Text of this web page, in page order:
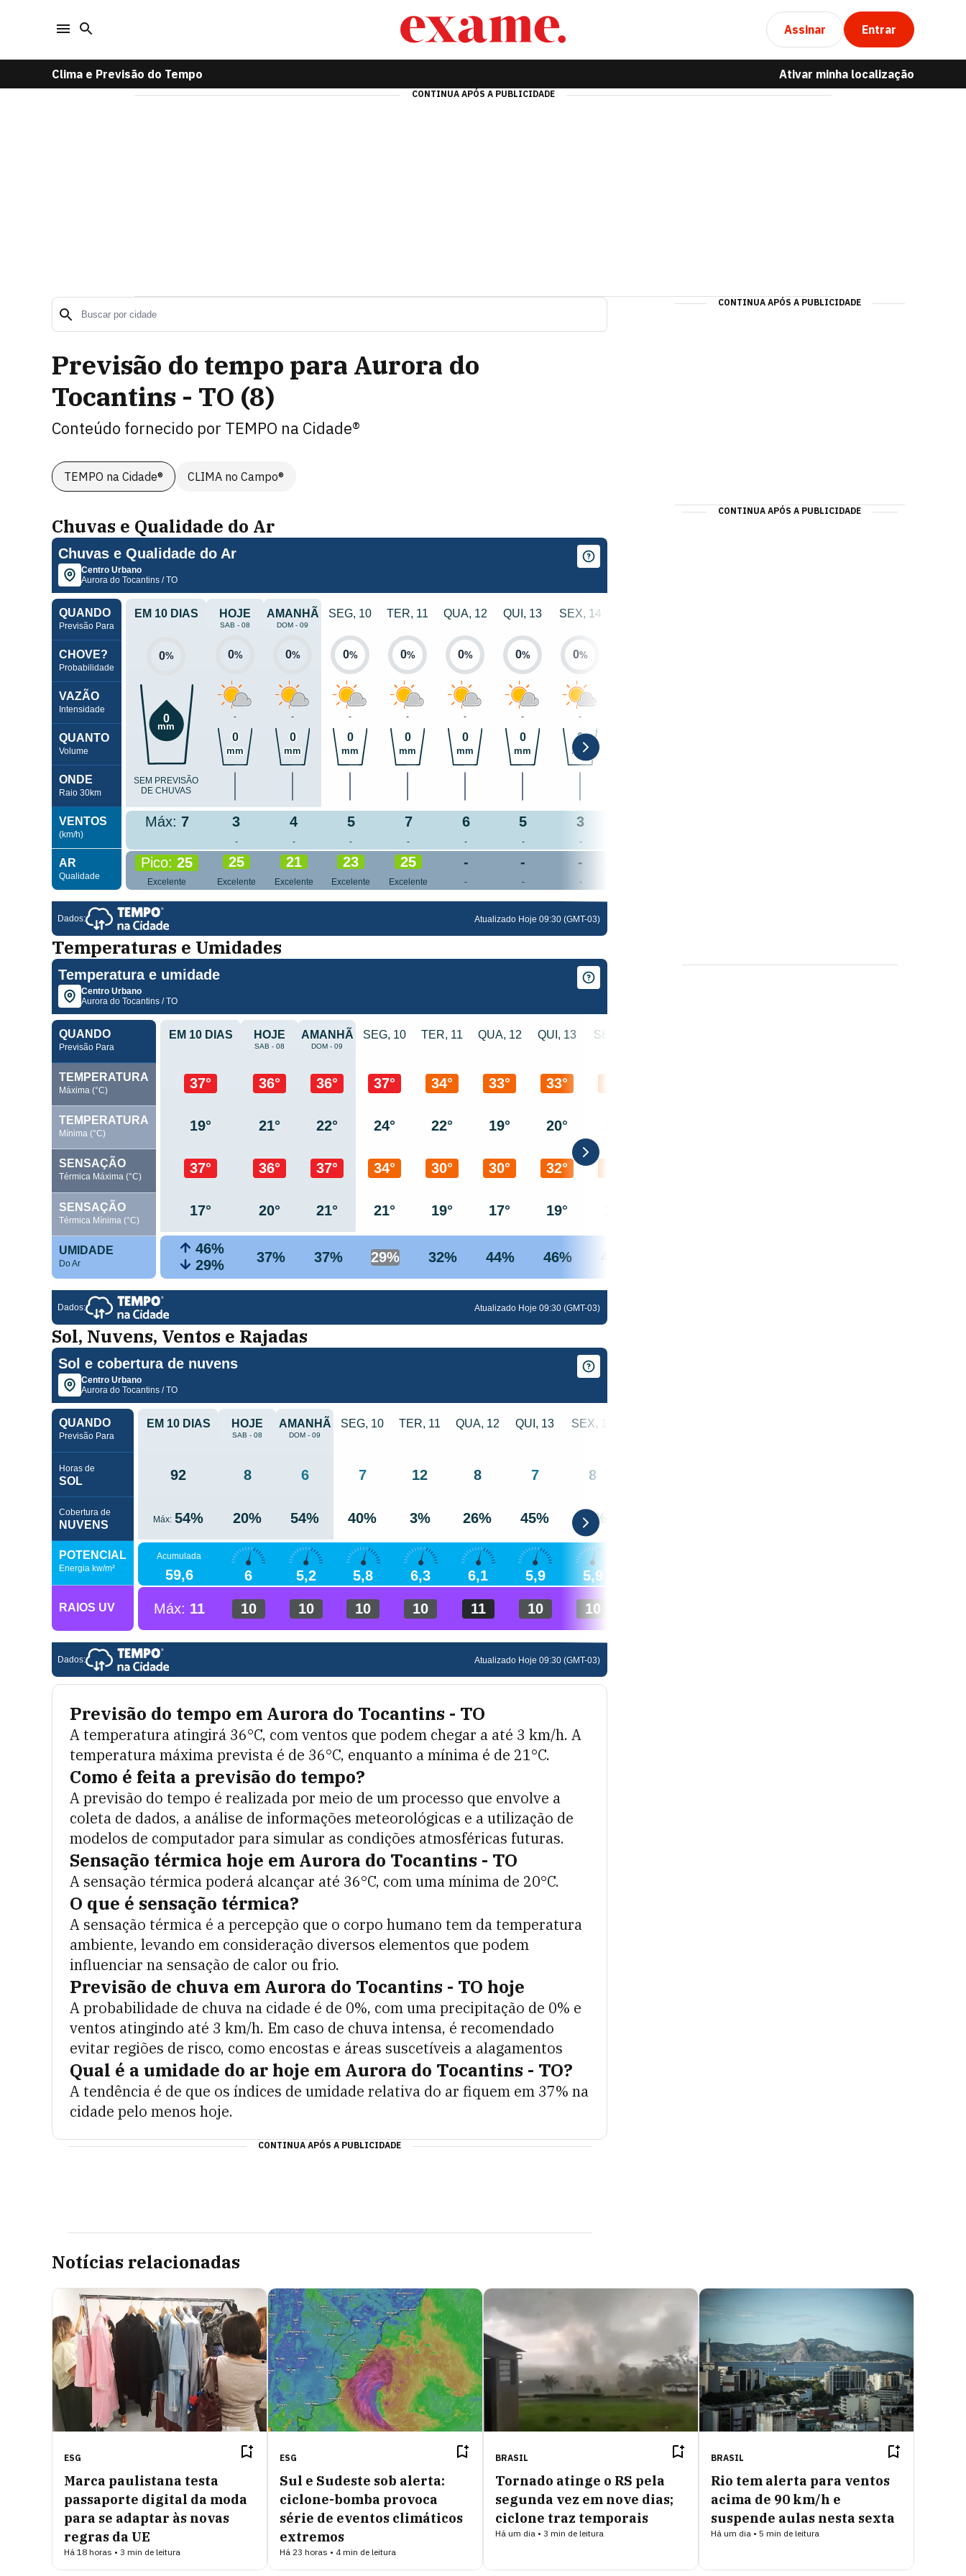
Assinar Entrar
Clima e Previsão do Tempo Ativar minha localização
CONTINUA APÓS A PUBLICIDADE
Previsão do tempo para Aurora do
Tocantins - TO (8)
Conteúdo fornecido por TEMPO na Cidade®
TEMPO na Cidade® CLIMA no Campo®
Chuvas e Qualidade do Ar
Temperaturas e Umidades
Sol, Nuvens, Ventos e Rajadas
Previsão do tempo em Aurora do Tocantins - TO
A temperatura atingirá 36°C, com ventos que podem chegar a até 3 km/h. A
temperatura máxima prevista é de 36°C, enquanto a mínima é de 21°C.
Como é feita a previsão do tempo?
A previsão do tempo é realizada por meio de um processo que envolve a
coleta de dados, a análise de informações meteorológicas e a utilização de
modelos de computador para simular as condições atmosféricas futuras.
Sensação térmica hoje em Aurora do Tocantins - TO
A sensação térmica poderá alcançar até 36°C, com uma mínima de 20°C.
O que é sensação térmica?
A sensação térmica é a percepção que o corpo humano tem da temperatura
ambiente, levando em consideração diversos elementos que podem
influenciar na sensação de calor ou frio.
Previsão de chuva em Aurora do Tocantins - TO hoje
A probabilidade de chuva na cidade é de 0%, com uma precipitação de 0% e
ventos atingindo até 3 km/h. Em caso de chuva intensa, é recomendado
evitar regiões de risco, como encostas e áreas suscetíveis a alagamentos
Qual é a umidade do ar hoje em Aurora do Tocantins - TO?
A tendência é de que os índices de umidade relativa do ar fiquem em 37% na
cidade pelo menos hoje.
CONTINUA APÓS A PUBLICIDADE
CONTINUA APÓS A PUBLICIDADE
CONTINUA APÓS A PUBLICIDADE
Notícias relacionadas
ESG
Marca paulistana testa
passaporte digital da moda
para se adaptar às novas
regras da UE
Há 18 horas • 3 min de leitura
ESG
Sul e Sudeste sob alerta:
ciclone-bomba provoca
série de eventos climáticos
extremos
Há 23 horas • 4 min de leitura
BRASIL
Tornado atinge o RS pela
segunda vez em nove dias;
ciclone traz temporais
Há um dia • 3 min de leitura
BRASIL
Rio tem alerta para ventos
acima de 90 km/h e
suspende aulas nesta sexta
Há um dia • 5 min de leitura